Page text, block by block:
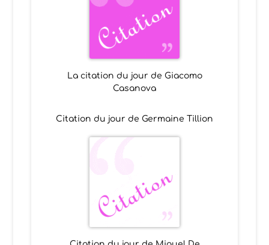
La citation du jour de Giacomo
Casanova
Citation du jour de Germaine Tillion